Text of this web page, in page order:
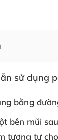
sử dụng
bằng
bên mũi
tương tự